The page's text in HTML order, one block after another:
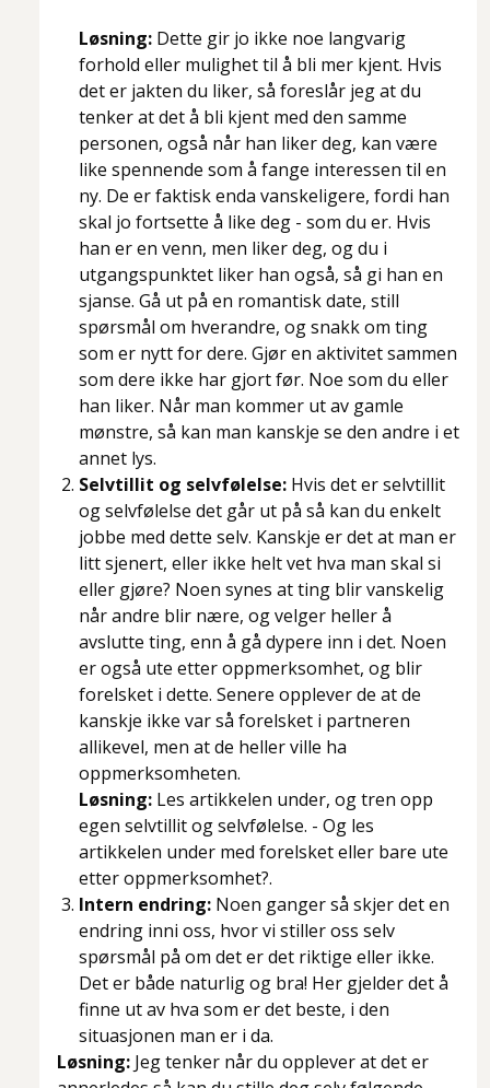
Løsning: Dette gir jo ikke noe langvarig
forhold eller mulighet til å bli mer kjent. Hvis
det er jakten du liker, så foreslår jeg at du
tenker at det å bli kjent med den samme
personen, også når han liker deg, kan være
like spennende som å fange interessen til en
ny. De er faktisk enda vanskeligere, fordi han
skal jo fortsette å like deg - som du er. Hvis
han er en venn, men liker deg, og du i
utgangspunktet liker han også, så gi han en
sjanse. Gå ut på en romantisk date, still
spørsmål om hverandre, og snakk om ting
som er nytt for dere. Gjør en aktivitet sammen
som dere ikke har gjort før. Noe som du eller
han liker. Når man kommer ut av gamle
mønstre, så kan man kanskje se den andre i et
annet lys.
Selvtillit og selvfølelse: Hvis det er selvtillit
og selvfølelse det går ut på så kan du enkelt
jobbe med dette selv. Kanskje er det at man er
litt sjenert, eller ikke helt vet hva man skal si
eller gjøre? Noen synes at ting blir vanskelig
når andre blir nære, og velger heller å
avslutte ting, enn å gå dypere inn i det. Noen
er også ute etter oppmerksomhet, og blir
forelsket i dette. Senere opplever de at de
kanskje ikke var så forelsket i partneren
allikevel, men at de heller ville ha
oppmerksomheten.
Løsning: Les artikkelen under, og tren opp
egen selvtillit og selvfølelse. - Og les
artikkelen under med forelsket eller bare ute
etter oppmerksomhet?.
Intern endring: Noen ganger så skjer det en
endring inni oss, hvor vi stiller oss selv
spørsmål på om det er det riktige eller ikke.
Det er både naturlig og bra! Her gjelder det å
finne ut av hva som er det beste, i den
situasjonen man er i da.
Løsning: Jeg tenker når du opplever at det er